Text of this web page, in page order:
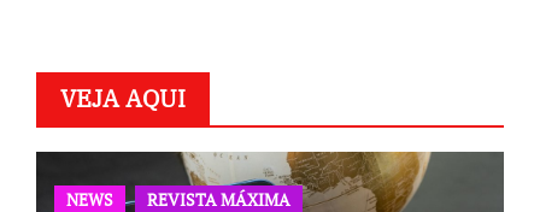
VEJA AQUI
NEWS REVISTA MÁXIMA